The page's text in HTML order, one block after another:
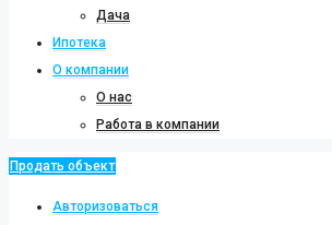
Дача
Ипотека
О компании
О нас
Работа в компании
Продать объект
Авторизоваться